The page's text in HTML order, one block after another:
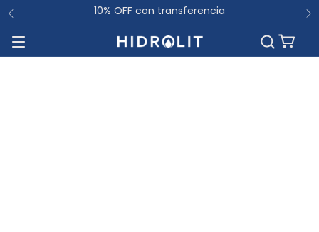
10% OFF con transferencia